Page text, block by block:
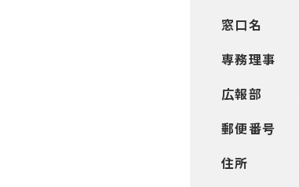
窓口名
専務理事
広報部
郵便番号
住所